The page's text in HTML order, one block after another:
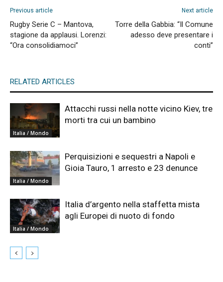
Previous article
Rugby Serie C – Mantova,
stagione da applausi. Lorenzi:
“Ora consolidiamoci”
Next article
Torre della Gabbia: “Il Comune
adesso deve presentare i
conti”
RELATED ARTICLES
Italia / Mondo
Attacchi russi nella notte vicino Kiev, tre
morti tra cui un bambino
Italia / Mondo
Perquisizioni e sequestri a Napoli e
Gioia Tauro, 1 arresto e 23 denunce
Italia / Mondo
Italia d’argento nella staffetta mista
agli Europei di nuoto di fondo